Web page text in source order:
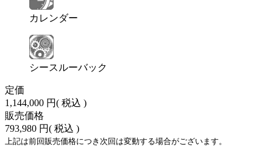
カレンダー
シースルーバック
定価
1,144,000 円( 税込 )
販売価格
793,980 円( 税込 )
上記は前回販売価格につき次回は変動する場合がございます。